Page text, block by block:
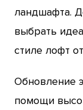
ландшафта.
выбрать
стиле лофт
Обновление
помощи